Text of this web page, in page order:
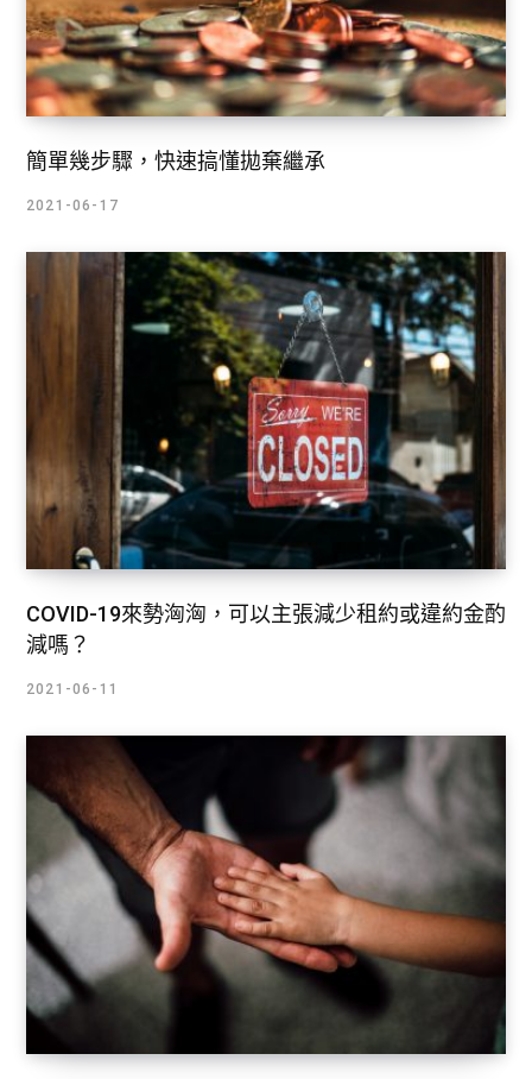
簡單幾步驟，快速搞懂拋棄繼承
2021-06-17
COVID-19來勢洶洶，可以主張減少租約或違約金酌
減嗎？
2021-06-11